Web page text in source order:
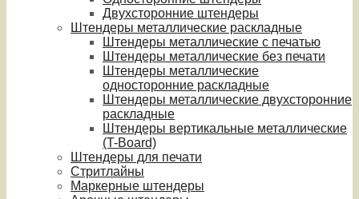
Двухсторонние штендеры
Штендеры металлические раскладные
Штендеры металлические с печатью
Штендеры металлические без печати
Штендеры металлические
односторонние раскладные
Штендеры металлические двухсторонние
раскладные
Штендеры вертикальные металлические
(T-Board)
Штендеры для печати
Стритлайны
Маркерные штендеры